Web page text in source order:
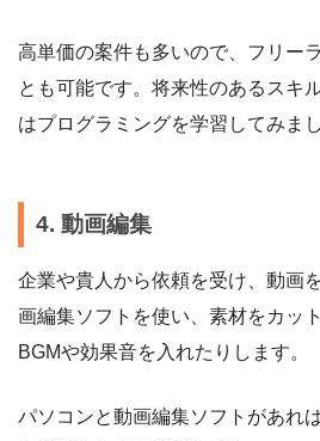
高単価の案件も多いので、フリー
とも可能です。将来性のあるスキ
はプログラミングを学習してみまし
4. 動画編集
企業や貴人から依頼を受け、動画
画編集ソフトを使い、素材をカッ
BGMや効果音を入れたりします。
パソコンと動画編集ソフトがあれ